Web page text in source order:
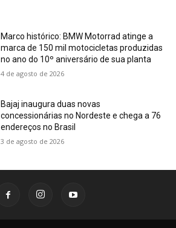
Marco histórico: BMW Motorrad atinge a
marca de 150 mil motocicletas produzidas
no ano do 10º aniversário de sua planta
4 de agosto de 2026
Bajaj inaugura duas novas
concessionárias no Nordeste e chega a 76
endereços no Brasil
3 de agosto de 2026